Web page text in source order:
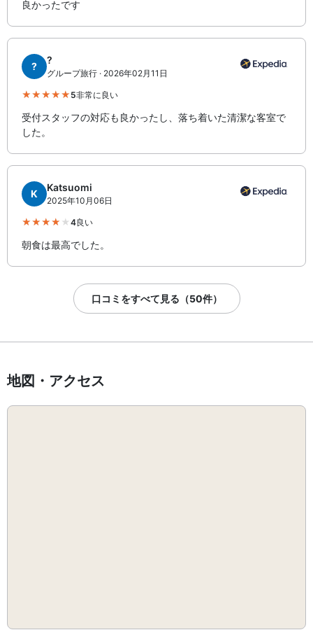
良かったです
?
?
グループ旅行 · 2026年02月11日
5非常に良い
受付スタッフの対応も良かったし、落ち着いた清潔な客室で
した。
K
Katsuomi
2025年10月06日
4良い
朝食は最高でした。
口コミをすべて見る（50件）
地図・アクセス